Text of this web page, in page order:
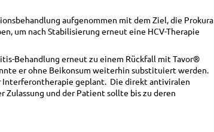
aufgenommen mit dem Ziel, die Prokura
um nach Stabilisierung erneut eine HCV-Therapie
Behandlung erneut zu einem Rückfall mit Tavor®
er ohne Beikonsum weiterhin substituiert werden.
Interferontherapie geplant. Die direkt antiviralen
Zulassung und der Patient sollte bis zu deren